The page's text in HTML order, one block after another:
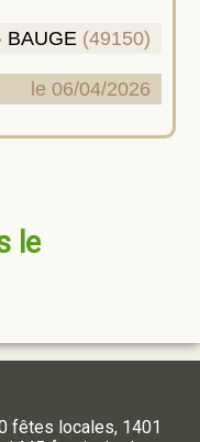
BAUGE (49150)
le 06/04/2026
le
fêtes locales, 1401